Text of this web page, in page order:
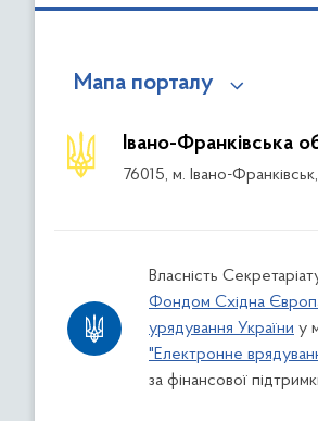
Мапа порталу
Івано-Франківська
76015, м. Івано-
Власність
Фондом Східна
урядування України у
"Електронне
за фінансової